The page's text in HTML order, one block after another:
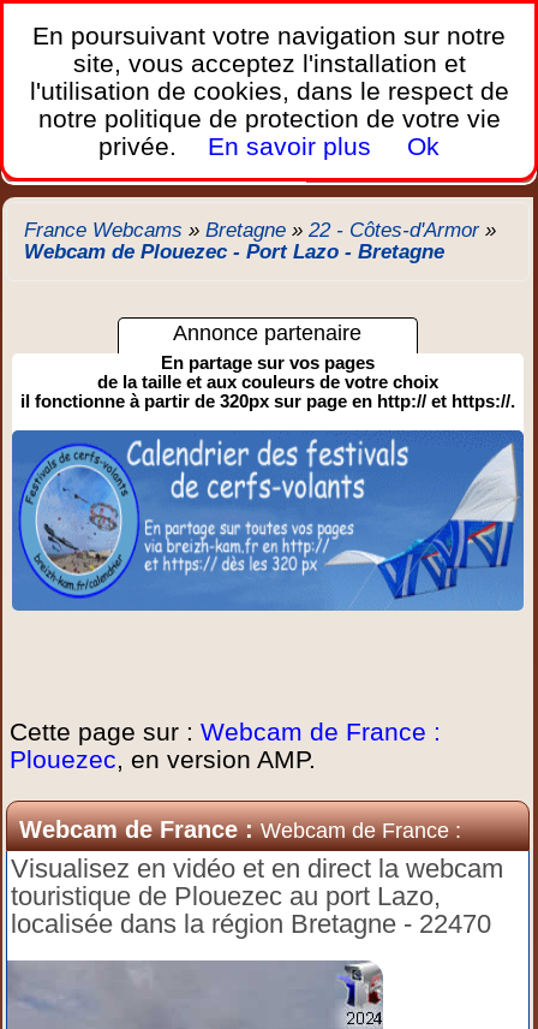
France Webcams,
Les webcams sur mobiles, portables et PC.
Home Bretagne Corse Plages Ports Montagnes
Trafic Chercher New
France Webcams »Bretagne »22 - Côtes-d'Armor»
Webcam de Plouezec - Port Lazo - Bretagne
Annonce partenaire
En partage sur vos pages
de la taille et aux couleurs de votre choix
il fonctionne à partir de 320px sur page en http:// et https://.
Cette page sur :Webcam de France :
Plouezec, en version AMP.
Webcam de France :Webcam de France :
Plouezec
Visualisez en vidéo et en direct la webcam
touristique de Plouezec au port Lazo,
localisée dans la région Bretagne - 22470
En poursuivant votre navigation sur notre
site, vous acceptez l'installation et
l'utilisation de cookies, dans le respect de
notre politique de protection de votre vie
privée.
En savoir plus Ok